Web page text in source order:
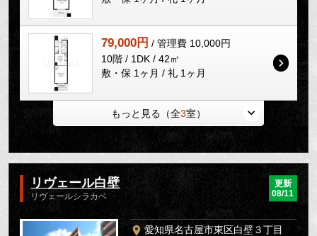
79,000円 / 管理費 10,000円
10階 / 1DK / 42㎡
敷・保 1ヶ月 / 礼 1ヶ月
もっと見る（全3室）
リヴェール白壁
リヴェールシラカベ
更新
08/11
愛知県名古屋市東区白壁３丁目